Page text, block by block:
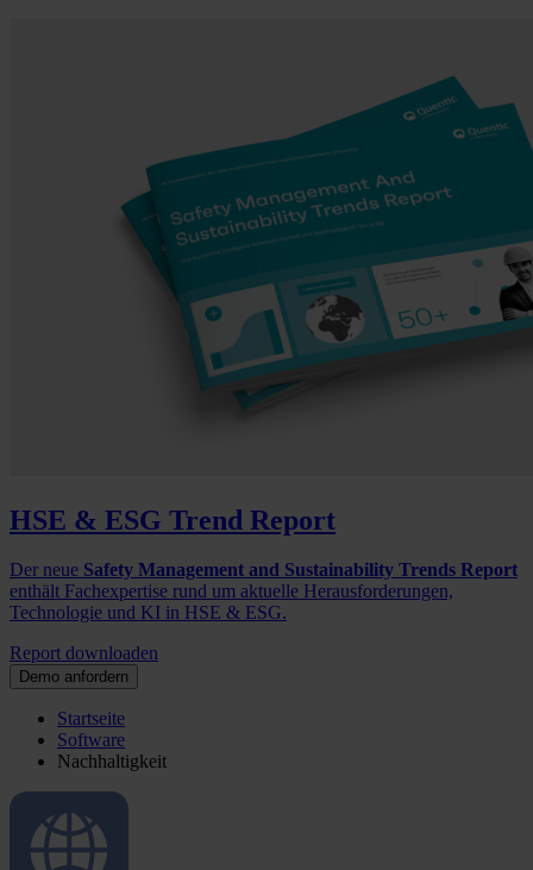
HSE & ESG Trend Report
Der neue Safety Management and Sustainability Trends Report
enthält Fachexpertise rund um aktuelle Herausforderungen,
Technologie und KI in HSE & ESG.
Report downloaden
Demo anfordern
Startseite
Software
Nachhaltigkeit